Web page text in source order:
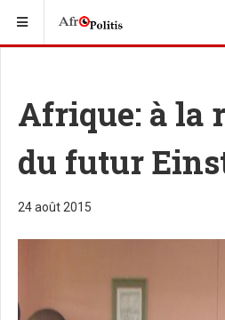
Afrique: à la
du futur
24 août 2015